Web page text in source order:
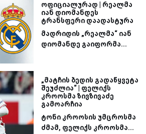
ოფიციალურად | რეალმა
იან დიომანდეს
ტრანსფერი დაადასტურა
მადრიდის „რეალმა“ იან
დიომანდე გაიფორმა...
„მატჩის ბედის გადაწყვეტა
შეუძლია“ | ფელიქს
კროოსმა ზივზივაძე
გამოარჩია
ტონი კროოსის უმცროსმა
ძმამ, ფელიქს კროოსმა...